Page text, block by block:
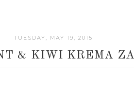
TUESDAY, MAY 19, 2015
& KIWI KREMA